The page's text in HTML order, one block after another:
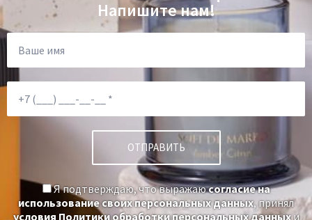
Велюр
Доставка:
Бесплатно
Напишите нам!
Я подтверждаю, что выражаюсогласие на
использование своих персональных данных, принял
условия Политики обработки персональных данныхи